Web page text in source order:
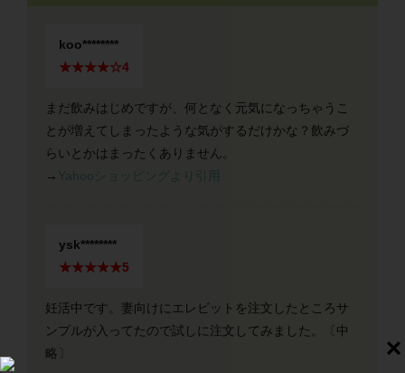
koo********
★★★★☆4
まだ飲みはじめですが、何となく元気になっちゃうこ
とが増えてしまったような気がするだけかな？飲みづ
らいとかはまったくありません。
→ Yahooショッピングより引用
ysk********
★★★★★5
妊活中です。妻向けにエレビットを注文したところサ
ンプルが入ってたので試しに注文してみました。〔中
略〕